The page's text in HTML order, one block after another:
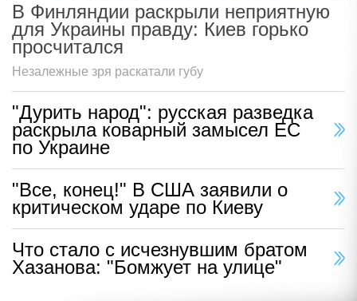
В Финляндии раскрыли неприятную
для Украины правду: Киев горько
просчитался
Незалежные зря раскатали губу
"Дурить народ": русская разведка
раскрыла коварный замысел ЕС
по Украине
"Все, конец!" В США заявили о
критическом ударе по Киеву
Что стало с исчезнувшим братом
Хазанова: "Бомжует на улице"